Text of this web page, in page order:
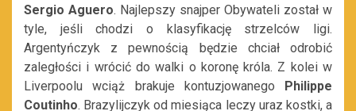
Sergio Aguero. Najlepszy snajper Obywateli został w
tyle, jeśli chodzi o klasyfikację strzelców ligi.
Argentyńczyk z pewnością będzie chciał odrobić
zaległości i wrócić do walki o koronę króla. Z kolei w
Liverpoolu wciąż brakuje kontuzjowanego
Philippe
Coutinho. Brazylijczyk od miesiąca leczy uraz kostki, a